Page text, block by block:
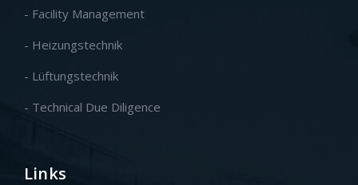
- Facility Management
- Heizungstechnik
- Lüftungstechnik
- Technical Due Diligence
Links